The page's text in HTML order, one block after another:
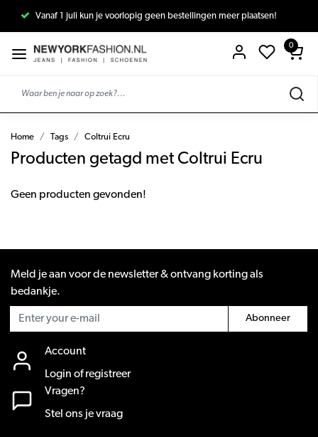
Vanaf 1 juli kun je voorlopig geen bestellingen meer plaatsen!
0
Home Tags Coltrui Ecru
Producten getagd met Coltrui Ecru
Geen producten gevonden!
Meld je aan voor de newsletter & ontvang korting als
bedankje.
Abonneer
Account
Login of registreer
Vragen?
Stel ons je vraag